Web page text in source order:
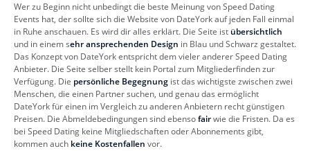
Wer zu Beginn nicht unbedingt die beste Meinung von Speed Dating
Events hat, der sollte sich die Website von DateYork auf jeden Fall einmal
in Ruhe anschauen. Es wird dir alles erklärt. Die Seite ist übersichtlich
und in einem sehr ansprechenden Design in Blau und Schwarz gestaltet.
Das Konzept von DateYork entspricht dem vieler anderer Speed Dating
Anbieter. Die Seite selber stellt kein Portal zum Mitgliederfinden zur
Verfügung. Die persönliche Begegnung ist das wichtigste zwischen zwei
Menschen, die einen Partner suchen, und genau das ermöglicht
DateYork für einen im Vergleich zu anderen Anbietern recht günstigen
Preisen. Die Abmeldebedingungen sind ebensofairwie die Fristen. Da es
bei Speed Dating keine Mitgliedschaften oder Abonnements gibt,
kommen auch keine Kostenfallen vor.